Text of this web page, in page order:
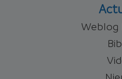
Weblog